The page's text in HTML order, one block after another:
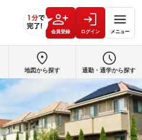
会員登録 ログイン メニュー
地図から探す 通勤・通学から探す